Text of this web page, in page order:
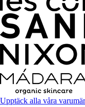
Upptäck alla våra